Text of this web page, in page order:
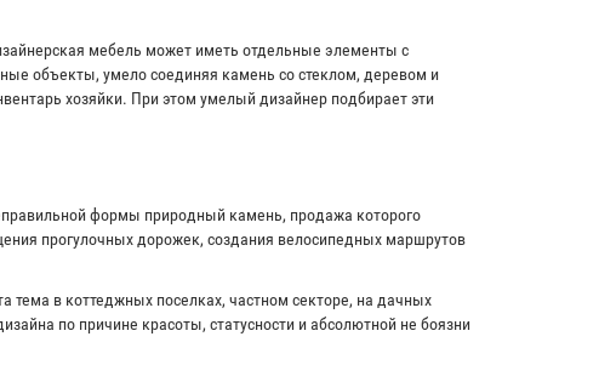
мебель может иметь отдельные элементы с
объекты, умело соединяя камень со стеклом, деревом и
хозяйки. При этом умелый дизайнер подбирает эти
формы природный камень, продажа которого
прогулочных дорожек, создания велосипедных маршрутов
тема в коттеджных поселках, частном секторе, на дачных
по причине красоты, статусности и абсолютной не боязни